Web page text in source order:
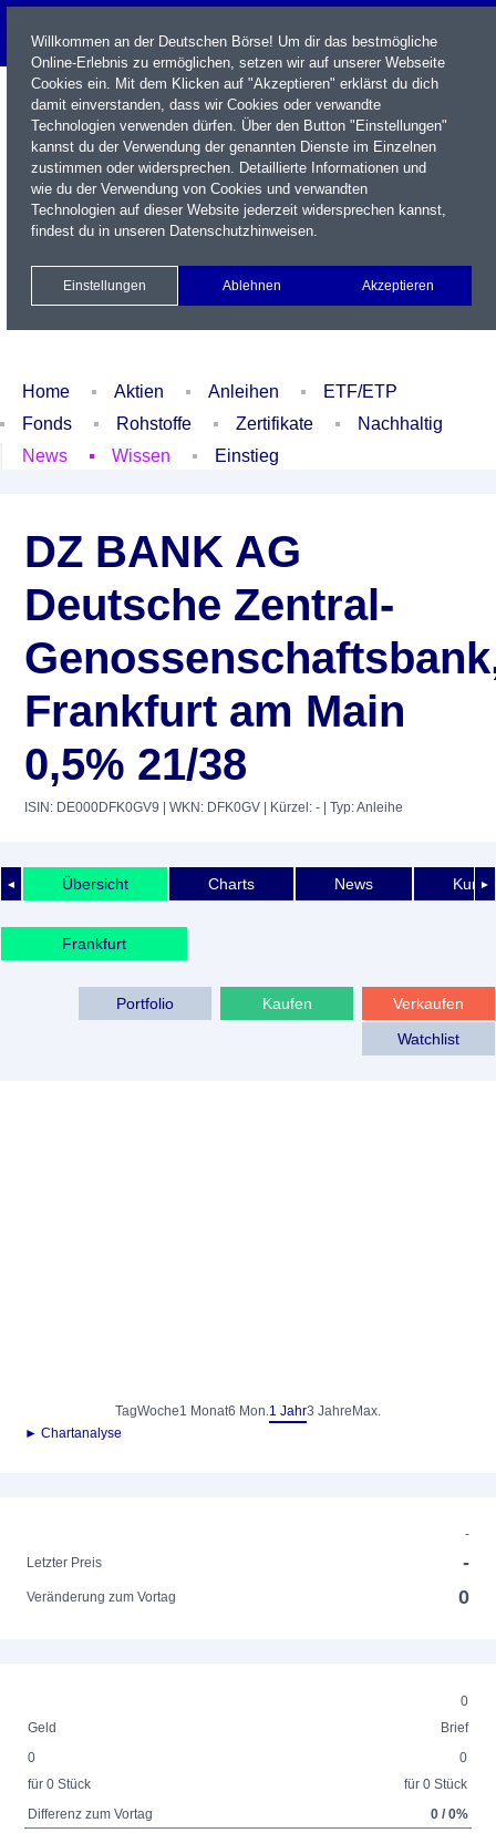
Name / WKN / ISIN / Kürzel
Newsletter Kontakt
Xetra Realtime
Watchlist Portfolio Login
Home Aktien Anleihen
ETF/ETP
Fonds
Rohstoffe Zertifikate
Nachhaltig
News
Wissen Einstieg
DZ BANK AG
Deutsche Zentral-
Frankfurt am Main
0,5% 21/38
ISIN: DE000DFK0GV9 | WKN: DFK0GV | Kürzel: - | Typ: Anleihe
◄ ►
Übersicht Charts News
Frankfurt
Verkaufen
Kaufen
Portfolio
Watchlist
TagWoche1 Monat6 Mon.1 Jahr3 Jahre Max.
► Chartanalyse
-
Letzter Preis
-
Veränderung zum Vortag 0
0
Geld
Brief
0
für 0 Stück
0
für 0 Stück
Differenz zum Vortag
0 / 0%
Willkommen an der Deutschen Börse! Um dir das bestmögliche
Online-Erlebnis zu ermöglichen, setzen wir auf unserer Webseite
Cookies ein. Mit dem Klicken auf "Akzeptieren" erklärst du dich
damit einverstanden, dass wir Cookies oder verwandte
Technologien verwenden dürfen. Über den Button "Einstellungen"
kannst du der Verwendung der genannten Dienste im Einzelnen
zustimmen oder widersprechen. Detaillierte Informationen und
wie du der Verwendung von Cookies und verwandten
Technologien auf dieser Website jederzeit widersprechen kannst,
findest du in unseren Datenschutzhinweisen.
Einstellungen Ablehnen Akzeptieren